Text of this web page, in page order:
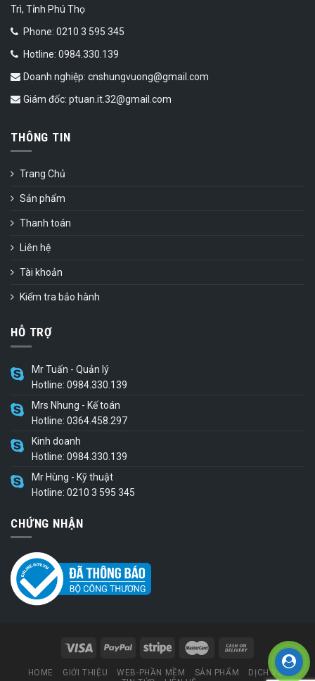
Trì, Tỉnh Phú Thọ
Phone: 0210 3 595 345
Hotline: 0984.330.139
Doanh nghiệp: cnshungvuong@gmail.com
Giám đốc: ptuan.it.32@gmail.com
THÔNG TIN
Trang Chủ
Sản phẩm
Thanh toán
Liên hệ
Tài khoản
Kiểm tra bảo hành
HỖ TRỢ
Mr Tuấn - Quản lý
Hotline: 0984.330.139
Mrs Nhung - Kế toán
Hotline: 0364.458.297
Kinh doanh
Hotline: 0984.330.139
Mr Hùng - Kỹ thuật
Hotline: 0210 3 595 345
CHỨNG NHẬN
HOME GIỚI THIỆU WEB-PHẦN MỀM SẢN PHẨM
DỊCH VỤ